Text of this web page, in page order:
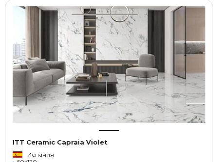
ITT Ceramic Capraia Violet
Испания